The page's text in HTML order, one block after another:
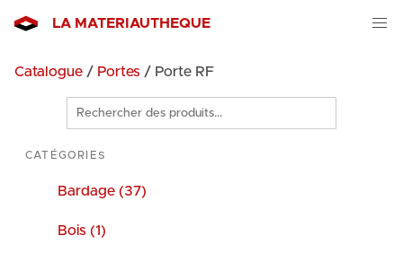
LA MATERIAUTHEQUE
Catalogue / Portes / Porte RF
Rechercher
des
produits
CATÉGORIES
Bardage (37)
Bois (1)